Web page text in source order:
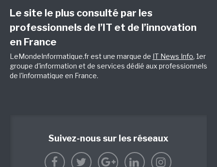
Le site le plus consulté par les
professionnels de l’IT et de l’innovation
en France
LeMondeInformatique.fr est une marque de IT News Info, 1er
groupe d'information et de services dédié aux professionnels
de l'informatique en France.
Suivez-nous sur les réseaux